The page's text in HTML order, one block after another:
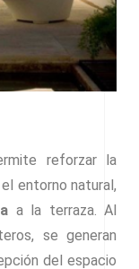
reforzar la
entorno natural,
a la terraza. Al
se generan
del espacio